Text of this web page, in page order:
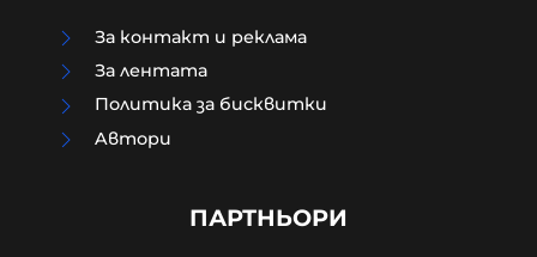
прости стъпки?
За контакт и реклама
За лентата
Политика за бисквитки
Aвтори
ПАРТНЬОРИ